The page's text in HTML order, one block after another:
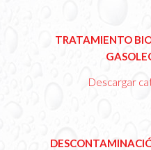
TRATAMIENTO
Descargar